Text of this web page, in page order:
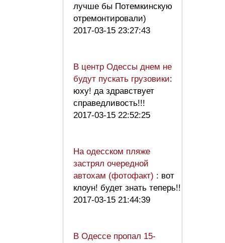
лучше бы Потемкинскую
отремонтировали)
2017-03-15 23:27:43
В центр Одессы днем не
будут пускать грузовики:
юху! да здравствует
справедливость!!!
2017-03-15 22:52:25
На одесском пляже
застрял очередной
автохам (фотофакт) : вот
клоун! будет знать теперь!!
2017-03-15 21:44:39
В Одессе пропал 15-